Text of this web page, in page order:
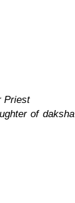
Priest
of daksha